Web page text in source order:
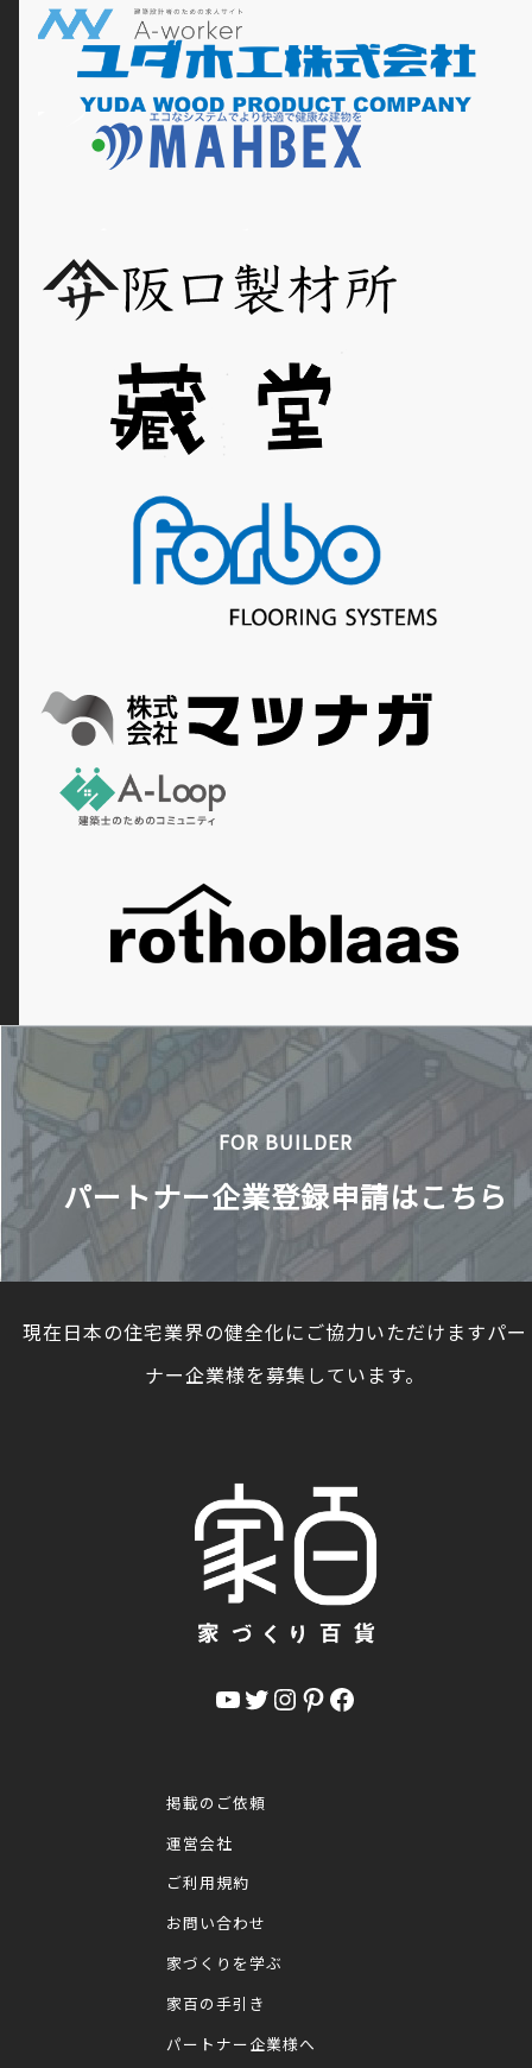
FOR BUILDER
パートナー企業登録申請はこちら
現在日本の住宅業界の健全化にご協力いただけますパ
ナー企業様を募集しています。
YouTube Twitter InstagramPinterest Facebook
掲載のご依頼
運営会社
ご利用規約
お問い合わせ
家づくりを学ぶ
家百の手引き
パートナー企業様へ